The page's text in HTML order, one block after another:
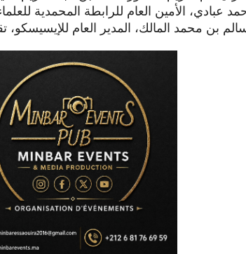
عبادي، الأمين العام للرابطة المحمدية
سالم بن محمد المالك، المدير العام